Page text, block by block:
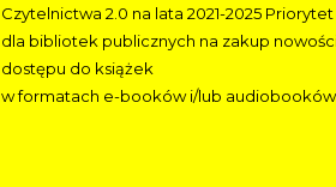
Czytelnictwa 2.0 na lata 2021-2025
dla bibliotek publicznych na zakup
dostępu do książek
w formatach e-booków i/lub